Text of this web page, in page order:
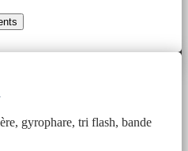
gyrophare, tri flash, bande